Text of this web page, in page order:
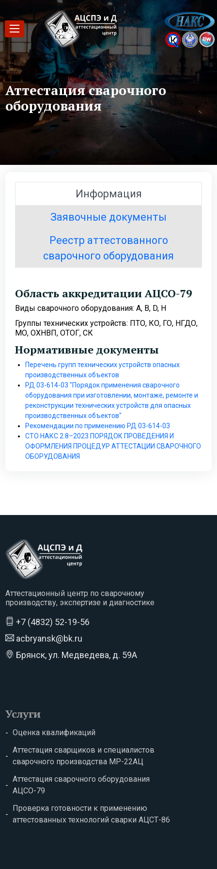
Аттестация сварочного
оборудования
Информация
Заявочные документы
Реестр аттестованного
сварочного оборудования
Область аккредитации АЦСО-79
Виды сварочного оборудования: A, B, D, H
Группы технических устройств: ПТО, КО, ГО, НГДО,
МО, ОХНВП, ОТОГ, СК
Нормативные документы
Перечень групп технических устройств опасных
производственных объектов
РД 03-614-03 "Порядок применения сварочного
оборудования при изготовлении, монтаже, ремонте и
реконструкции технических устройств для опасных
производственных объектов"
Рекомендации по применению РД 03-614-03
СТО НАКС 2.8–2023 ПОРЯДОК ПРОВЕДЕНИЯ И
ОФОРМЛЕНИЯ ПРОЦЕДУР АТТЕСТАЦИИ СВАРОЧНОГО
ОБОРУДОВАНИЯ
Аттестационный центр по сварочному
производству, экспертизе и диагностике
+7 (4832) 52-19-56
acbryansk@bk.ru
Брянск, ул. Медведева, д. 59А
Услуги
Оценка квалификаций
Аттестация сварщиков и специалистов
сварочного производства МР-22АЦ
Аттестация сварочного оборудования
АЦСО-79
Проверка готовности к применению
аттестованных технологий сварки АЦСТ-86